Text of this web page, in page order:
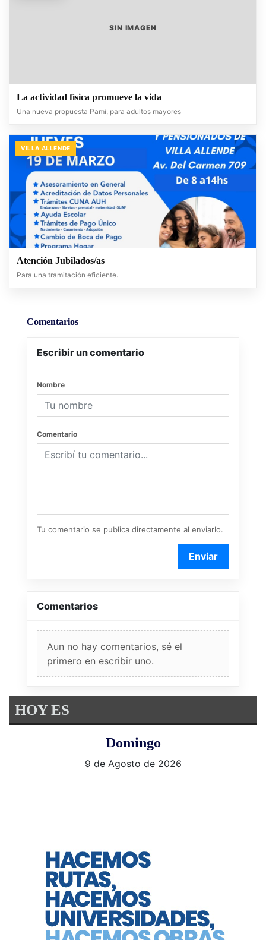
SIN IMAGEN
La actividad física promueve la vida
Una nueva propuesta Pami, para adultos mayores
VILLA ALLENDE
Atención Jubilados/as
Para una tramitación eficiente.
Comentarios
Escribir un comentario
Nombre
Comentario
Tu comentario se publica directamente al enviarlo.
Enviar
Comentarios
Aun no hay comentarios, sé el
primero en escribir uno.
HOY ES
Domingo
9 de Agosto de 2026